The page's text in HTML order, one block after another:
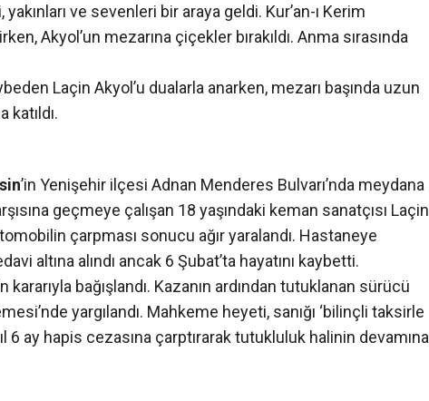
ve sevenleri bir araya geldi. Kur’an-ı Kerim
Akyol’un mezarına çiçekler bırakıldı. Anma sırasında
Laçin Akyol’u dualarla anarken, mezarı başında uzun
katıldı.
’in Yenişehir ilçesi Adnan Menderes Bulvarı’nda meydana
geçmeye çalışan 18 yaşındaki keman sanatçısı Laçin
çarpması sonucu ağır yaralandı. Hastaneye
altına alındı ancak 6 Şubat’ta hayatını kaybetti.
kararıyla bağışlandı. Kazanın ardından tutuklanan sürücü
yargılandı. Mahkeme heyeti, sanığı ‘bilinçli taksirle
6 ay hapis cezasına çarptırarak tutukluluk halinin devamına